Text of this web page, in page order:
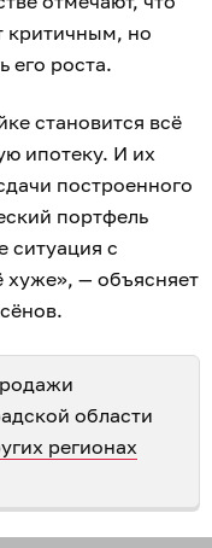
критичным, но
его роста.
становится всё
ипотеку. И их
построенного
портфель
ситуация с
хуже», — объясняет
области
регионах